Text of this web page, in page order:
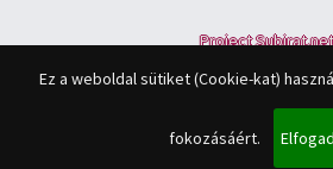
Ez a weboldal sütiket (Cookie-kat)
fokozásáért.
Project Subirat.net
A feliratok összes joga a
Creative Commons
megkötésekkel.